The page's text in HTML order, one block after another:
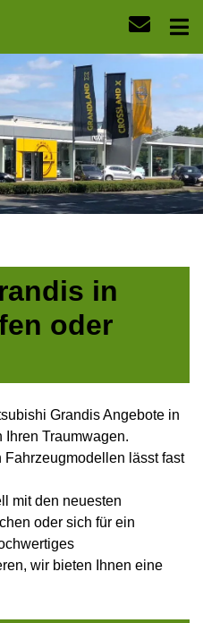
in
oder
Grandis Angebote in
Ihren Traumwagen.
lässt fast
mit den neuesten
oder sich für ein
wir bieten Ihnen eine